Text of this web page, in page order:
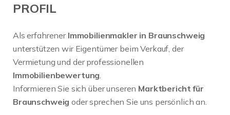
PROFIL
Als erfahrener Immobilienmakler in Braunschweig
unterstützen wir Eigentümer beim Verkauf, der
Vermietung und der professionellen
Immobilienbewertung.
Informieren Sie sich über unseren Marktbericht für
Braunschweig oder sprechen Sie uns persönlich an.